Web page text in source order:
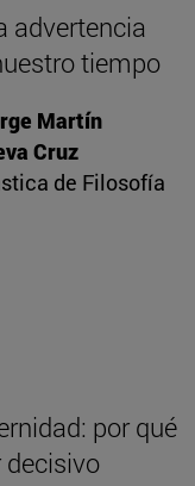
advertencia
tiempo
Martín
Cruz
de Filosofía
por qué
decisivo